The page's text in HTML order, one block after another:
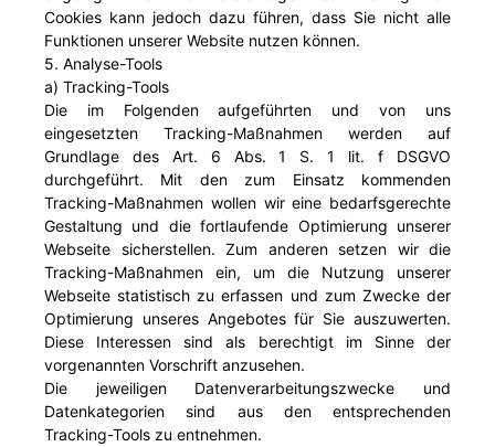
Cookies kann jedoch dazu führen, dass Sie nicht alle
Funktionen unserer Website nutzen können.
5. Analyse-Tools
a) Tracking-Tools
Die im Folgenden aufgeführten und von uns
eingesetzten Tracking-Maßnahmen werden auf
Grundlage des Art. 6 Abs. 1 S. 1 lit. f DSGVO
durchgeführt. Mit den zum Einsatz kommenden
Tracking-Maßnahmen wollen wir eine bedarfsgerechte
Gestaltung und die fortlaufende Optimierung unserer
Webseite sicherstellen. Zum anderen setzen wir die
Tracking-Maßnahmen ein, um die Nutzung unserer
Webseite statistisch zu erfassen und zum Zwecke der
Optimierung unseres Angebotes für Sie auszuwerten.
Diese Interessen sind als berechtigt im Sinne der
vorgenannten Vorschrift anzusehen.
Die jeweiligen Datenverarbeitungszwecke und
Datenkategorien sind aus den entsprechenden
Tracking-Tools zu entnehmen.